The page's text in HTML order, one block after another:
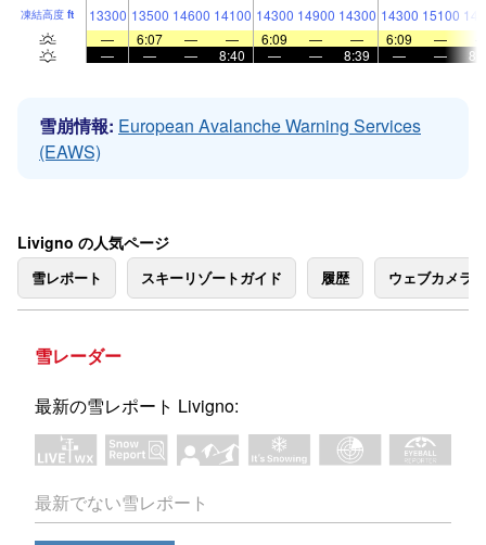
凍結高度 ft 13300 13500 14600 14100 14300 14900 14300 14300 15100
—
6:07 — — 6:09 — — 6:09 —
—
— — 8:40 — — 8:39 — —
雪崩情報: European Avalanche Warning Services
(EAWS)
Livigno の人気ページ
雪レポート スキーリゾートガイド 履歴 ウェブカメラ
雪レーダー
最新の雪レポート Livigno:
最新でない雪レポート